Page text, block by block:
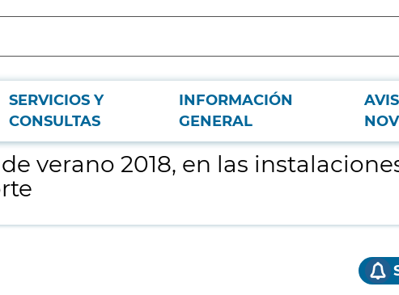
SERVICIOS Y
CONSULTAS
INFORMACIÓN
GENERAL
General de Juventud y Deporte
verano 2018, en las